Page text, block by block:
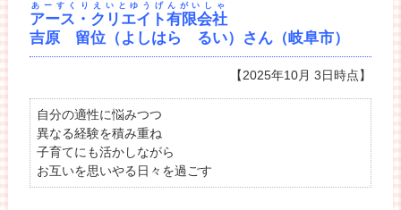
アース・クリエイト有限会社
あーすくりえいとゆうげんがいしゃ
吉原 留位（よしはら るい）さん（岐阜市）
【2025年10月 3日時点】
自分の適性に悩みつつ
異なる経験を積み重ね
子育てにも活かしながら
お互いを思いやる日々を過ごす